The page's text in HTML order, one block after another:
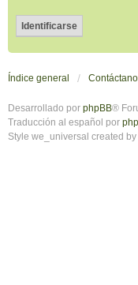
Índice general
Desarrollado por phpBB®
Traducción al español por
Style we_universal created by